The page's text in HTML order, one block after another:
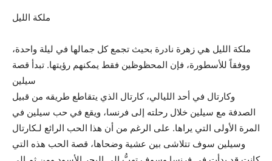
ملكة الليل
ملكة الليل هي زهرة نادرة بحيث تجمع كل جمالها في ليلة واحدة،
ووفقاً للأسطورة، فإن المحظوظين فقط يمكنهم رؤيتها. تبدأ قصة
سيلين
وكارتال في أحد الليالي، كارتال الذي يتقاطع طريقه من قبيل
الصدفة مع سيلين خلال رحلته إلى فرنسا، ويقع في حب سيلين في
المرة الأولى التي يراها. على الرغم من أن هذا الحب الرائع لـكارتال
وسيلين سوف تتلاشى بين عشية وضحاها، قصة الحب هذه التي